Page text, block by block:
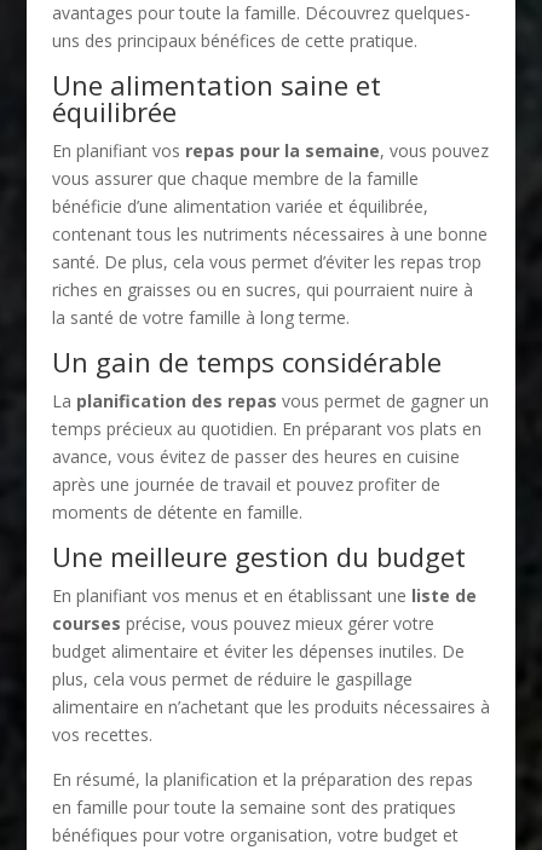
avantages pour toute la famille. Découvrez quelques-
uns des principaux bénéfices de cette pratique.
Une alimentation saine et
équilibrée
En planifiant vos repas pour la semaine, vous pouvez
vous assurer que chaque membre de la famille
bénéficie d’une alimentation variée et équilibrée,
contenant tous les nutriments nécessaires à une bonne
santé. De plus, cela vous permet d’éviter les repas trop
riches en graisses ou en sucres, qui pourraient nuire à
la santé de votre famille à long terme.
Un gain de temps considérable
La planification des repas vous permet de gagner un
temps précieux au quotidien. En préparant vos plats en
avance, vous évitez de passer des heures en cuisine
après une journée de travail et pouvez profiter de
moments de détente en famille.
Une meilleure gestion du budget
En planifiant vos menus et en établissant une liste de
courses précise, vous pouvez mieux gérer votre
budget alimentaire et éviter les dépenses inutiles. De
plus, cela vous permet de réduire le gaspillage
alimentaire en n’achetant que les produits nécessaires à
vos recettes.
En résumé, la planification et la préparation des repas
en famille pour toute la semaine sont des pratiques
bénéfiques pour votre organisation, votre budget et